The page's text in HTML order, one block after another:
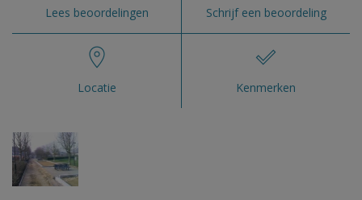
Lees beoordelingen Schrijf een beoordeling
Locatie Kenmerken